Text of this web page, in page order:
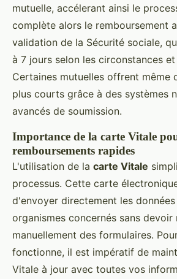
mutuelle, accélerant ainsi le
complète alors le remboursement
validation de la Sécurité sociale,
à 7 jours selon les circonstances
Certaines mutuelles offrent même
plus courts grâce à des systèmes
avancés de soumission.
Importance de la carte Vitale
remboursements rapides
L'utilisation de la carte Vitale
processus. Cette carte
d'envoyer directement les
organismes concernés sans devoir
manuellement des formulaires.
fonctionne, il est impératif de
Vitale à jour avec toutes vos